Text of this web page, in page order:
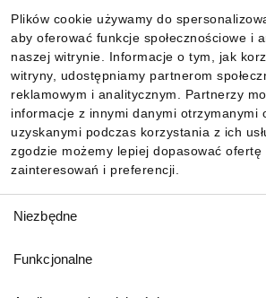
Plików cookie używamy do
aby oferować funkcje społecznościowe i
naszej witrynie. Informacje o tym, jak
witryny, udostępniamy partnerom
reklamowym i analitycznym. Partnerzy
informacje z innymi danymi otrzymanymi
uzyskanymi podczas korzystania z ich
zgodzie możemy lepiej dopasować ofertę
zainteresowań i preferencji.
zgody
Niezbędne
Funkcjonalne
Informacje
Pobierz naszą aplikację